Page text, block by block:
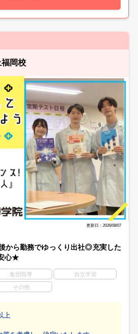
岡校
更新日：2026/08/07
から勤務でゆっくり出社◎充実した
心★
集団指導 自立学習
その他
上